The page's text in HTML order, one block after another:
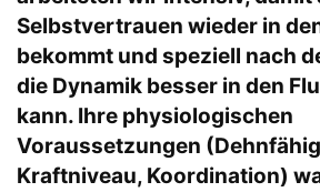
Selbstvertrauen wieder in
bekommt und speziell nach
die Dynamik besser in den
kann. Ihre physiologischen
Voraussetzungen
Kraftniveau, Koordination)